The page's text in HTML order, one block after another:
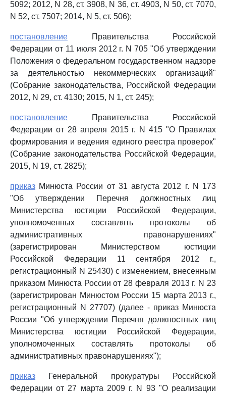
5092; 2012, N 28, ст. 3908, N 36, ст. 4903, N 50, ст. 7070,
N 52, ст. 7507; 2014, N 5, ст. 506);
постановление Правительства Российской
Федерации от 11 июля 2012 г. N 705 "Об утверждении
Положения о федеральном государственном надзоре
за деятельностью некоммерческих организаций"
(Собрание законодательства, Российской Федерации
2012, N 29, ст. 4130; 2015, N 1, ст. 245);
постановление Правительства Российской
Федерации от 28 апреля 2015 г. N 415 "О Правилах
формирования и ведения единого реестра проверок"
(Собрание законодательства Российской Федерации,
2015, N 19, ст. 2825);
приказ Минюста России от 31 августа 2012 г. N 173
"Об утверждении Перечня должностных лиц
Министерства юстиции Российской Федерации,
уполномоченных составлять протоколы об
административных правонарушениях"
(зарегистрирован Министерством юстиции
Российской Федерации 11 сентября 2012 г.,
регистрационный N 25430) с изменением, внесенным
приказом Минюста России от 28 февраля 2013 г. N 23
(зарегистрирован Минюстом России 15 марта 2013 г.,
регистрационный N 27707) (далее - приказ Минюста
России "Об утверждении Перечня должностных лиц
Министерства юстиции Российской Федерации,
уполномоченных составлять протоколы об
административных правонарушениях");
приказ Генеральной прокуратуры Российской
Федерации от 27 марта 2009 г. N 93 "О реализации